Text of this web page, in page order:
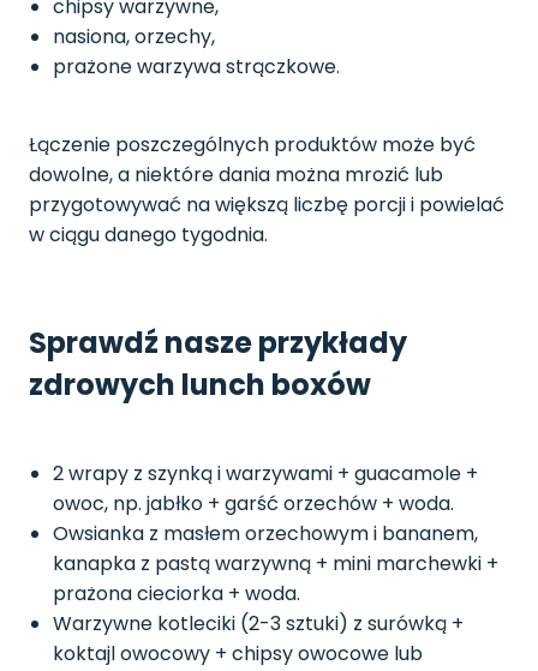
chipsy warzywne,
nasiona, orzechy,
prażone warzywa strączkowe.
Łączenie poszczególnych produktów może być
dowolne, a niektóre dania można mrozić lub
przygotowywać na większą liczbę porcji i powielać
w ciągu danego tygodnia.
Sprawdź nasze przykłady
zdrowych lunch boxów
2 wrapy z szynką i warzywami + guacamole +
owoc, np. jabłko + garść orzechów + woda.
Owsianka z masłem orzechowym i bananem,
kanapka z pastą warzywną + mini marchewki +
prażona cieciorka + woda.
Warzywne kotleciki (2-3 sztuki) z surówką +
koktajl owocowy + chipsy owocowe lub